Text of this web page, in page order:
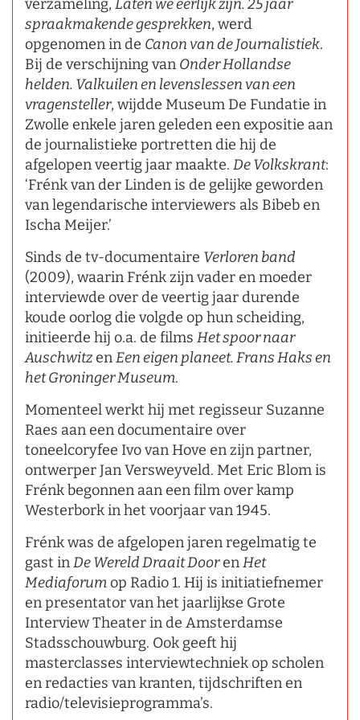
verzameling, Laten we eerlijk zijn. 25 jaar
spraakmakende gesprekken, werd
opgenomen in de Canon van de Journalistiek.
Bij de verschijning van Onder Hollandse
helden. Valkuilen en levenslessen van een
vragensteller, wijdde Museum De Fundatie in
Zwolle enkele jaren geleden een expositie aan
de journalistieke portretten die hij de
afgelopen veertig jaar maakte. De Volkskrant:
‘Frénk van der Linden is de gelijke geworden
van legendarische interviewers als Bibeb en
Ischa Meijer.’
Sinds de tv-documentaire Verloren band
(2009), waarin Frénk zijn vader en moeder
interviewde over de veertig jaar durende
koude oorlog die volgde op hun scheiding,
initieerde hij o.a. de films Het spoor naar
AuschwitzenEen eigen planeet. Frans Haks en
het Groninger Museum.
Momenteel werkt hij met regisseur Suzanne
Raes aan een documentaire over
toneelcoryfee Ivo van Hove en zijn partner,
ontwerper Jan Versweyveld. Met Eric Blom is
Frénk begonnen aan een film over kamp
Westerbork in het voorjaar van 1945.
Frénk was de afgelopen jaren regelmatig te
gast inDe Wereld Draait DoorenHet
Mediaforumop Radio 1. Hij is initiatiefnemer
en presentator van het jaarlijkse Grote
Interview Theater in de Amsterdamse
Stadsschouwburg. Ook geeft hij
masterclasses interviewtechniek op scholen
en redacties van kranten, tijdschriften en
radio/televisieprogramma’s.